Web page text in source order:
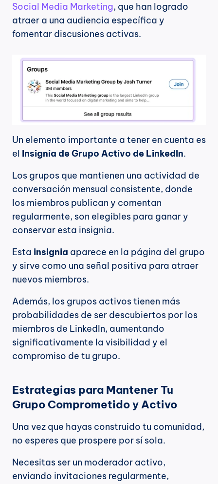
Social Media Marketing, que han logrado
atraer a una audiencia específica y
fomentar discusiones activas.
Un elemento importante a tener en cuenta es
el Insignia de Grupo Activo de LinkedIn.
Los grupos que mantienen una actividad de
conversación mensual consistente, donde
los miembros publican y comentan
regularmente, son elegibles para ganar y
conservar esta insignia.
Esta insignia aparece en la página del grupo
y sirve como una señal positiva para atraer
nuevos miembros.
Además, los grupos activos tienen más
probabilidades de ser descubiertos por los
miembros de LinkedIn, aumentando
significativamente la visibilidad y el
compromiso de tu grupo.
Estrategias para Mantener Tu
Grupo Comprometido y Activo
Una vez que hayas construido tu comunidad,
no esperes que prospere por sí sola.
Necesitas ser un moderador activo,
enviando invitaciones regularmente,